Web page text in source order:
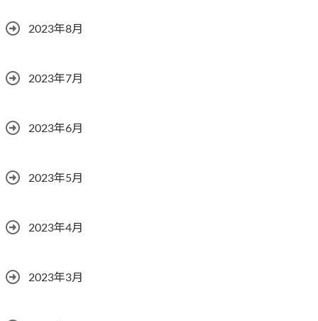
2023年8月
2023年7月
2023年6月
2023年5月
2023年4月
2023年3月